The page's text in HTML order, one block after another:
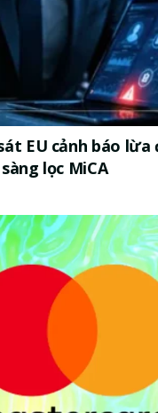
EU cảnh báo lừa
lọc MiCA